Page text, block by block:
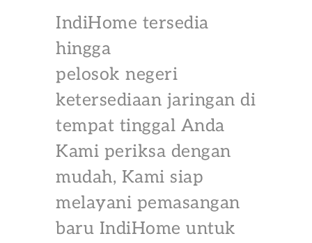
IndiHome tersedia
hingga
pelosok negeri
ketersediaan jaringan di
tempat tinggal Anda
Kami periksa dengan
mudah, Kami siap
melayani pemasangan
baru IndiHome untuk